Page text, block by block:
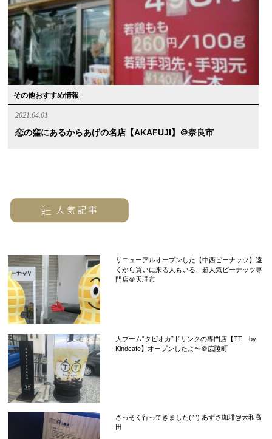
その他おすすめ情報
2021.04.01
恋の窪にあるからあげの名店【AKAFUJI】＠奈良市
リニューアルオープンした【中西ピーナッツ】遠
くから買いに来る人もいる、超人気ピーナッツ専
門店＠天理市
大ブーム“タピオカ”ドリンクの専門店【TT by
Kindcafe】オープンしたよ〜＠広陵町
さっそく行ってきました(^^) あずさ珈琲@大和高
田